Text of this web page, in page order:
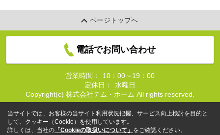
ページトップへ
電話でお問い合わせ
営業時間：
10：00～19：00
定休日：
水曜日
Copyright(c) 株式会社テム・ホーム All rights reserved.
当サイトでは、お客様の当サイト利用状況把握、サービス向上検討を目的と
して、クッキー（Cookie）を使用しています。
詳しくは、当社の 「Cookieの取扱いについて」 をご確認ください。